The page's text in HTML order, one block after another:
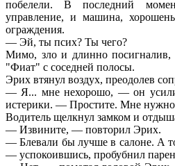
побелели. В последний
управление, и машина,
ограждения.
— Эй, ты псих? Ты чего?
Мимо, зло и длинно посигналив,
"Фиат" с соседней полосы.
Эрих втянул воздух, преодолев
— Я... мне нехорошо, — он
истерики. — Простите. Мне
Водитель щелкнул замком и
— Извините, — повторил Эрих.
— Блевали бы лучше в салоне. А
— успокоившись, пробубнил